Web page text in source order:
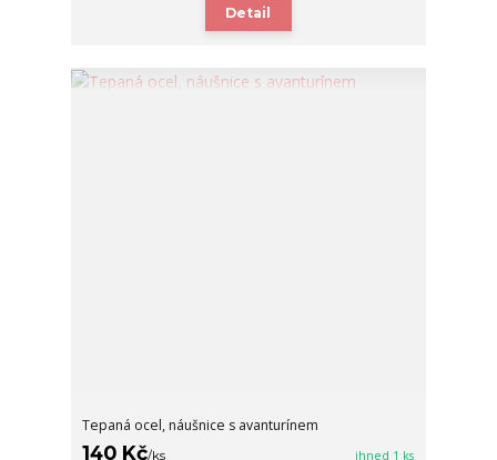
Detail
Tepaná ocel, náušnice s avanturínem
140 Kč/ks ihned 1 ks